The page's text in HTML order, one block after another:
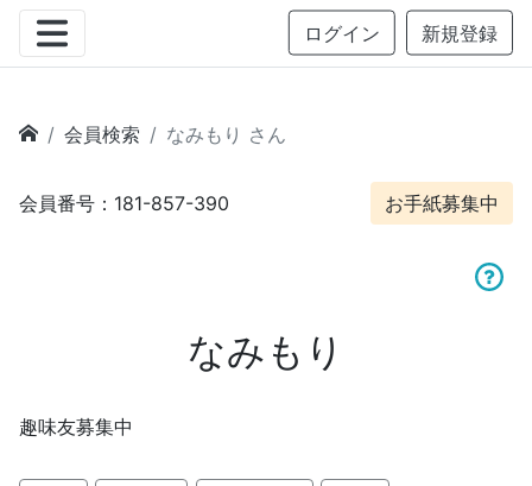
ログイン 新規登録
会員検索 なみもり さん
会員番号：181-857-390 お手紙募集中
なみもり
趣味友募集中